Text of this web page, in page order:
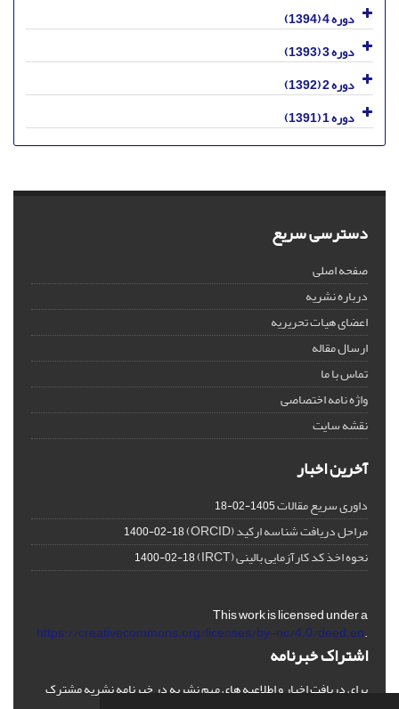
دوره 4 (1394)
دوره 3 (1393)
دوره 2 (1392)
دوره 1 (1391)
دسترسی سریع
صفحه اصلی
درباره نشریه
اعضای هیات تحریریه
ارسال مقاله
تماس با ما
واژه نامه اختصاصی
نقشه سایت
آخرین اخبار
داوری سریع مقالات1405-02-18
مراحل دریافت شناسه ارکید (ORCID) 1400-02-18
نحوه اخذ کد کارآزمایی بالینی (IRCT) 1400-02-18
This work is licensed under a
https://creativecommons.org/licenses/by-nc/4.0/deed.en.
اشتراک خبرنامه
برای دریافت اخبار و اطلاعیه های مهم نشریه در خبرنامه نشریه مشترک